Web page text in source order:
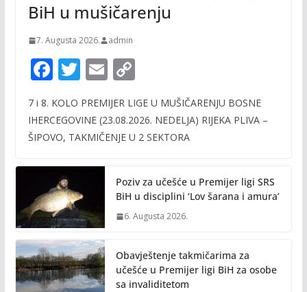
BiH u mušičarenju
7. Augusta 2026. admin
F
e
b
o
k
T
itt
er
E
ai
l
C
p
y
n
k
7 i 8. KOLO PREMIJER LIGE U MUŠIČARENJU BOSNE
IHERCEGOVINE (23.08.2026. NEDELJA) RIJEKA PLIVA –
ŠIPOVO, TAKMIČENJE U 2 SEKTORA
Poziv za učešće u Premijer ligi SRS
BiH u disciplini ‘Lov šarana i amura’
6. Augusta 2026.
Obavještenje takmičarima za
učešće u Premijer ligi BiH za osobe
sa invaliditetom